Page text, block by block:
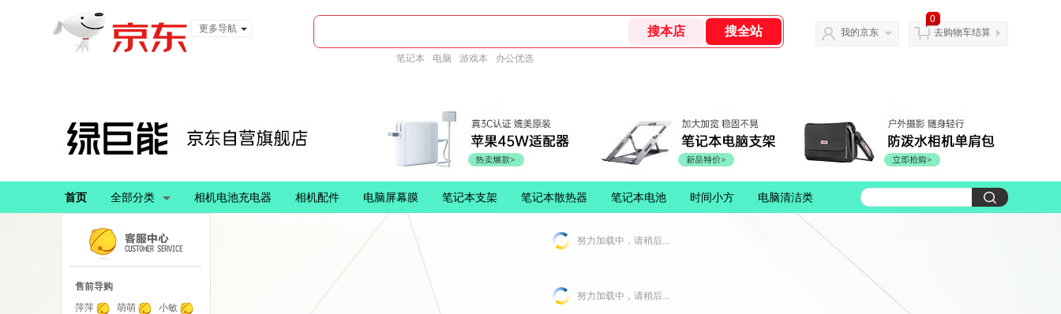
更多导航
笔记本 电脑 游戏本 办公优选
我的京东
0
去购物车结算
首页 全部分类 相机电池充电器 相机配件 电脑屏幕膜 笔记本支架 笔记本散热器 笔记本电池 时间小方 电脑清洁类
售前导购
萍萍
萌萌
小敏
努力加载中，请稍后...
努力加载中，请稍后...